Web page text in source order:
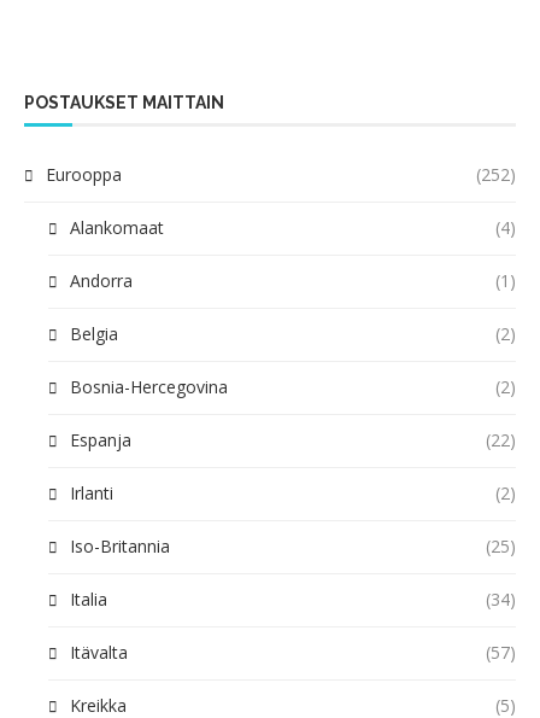
POSTAUKSET MAITTAIN
Eurooppa (252)
Alankomaat (4)
Andorra (1)
Belgia (2)
Bosnia-Hercegovina (2)
Espanja (22)
Irlanti (2)
Iso-Britannia (25)
Italia (34)
Itävalta (57)
Kreikka (5)